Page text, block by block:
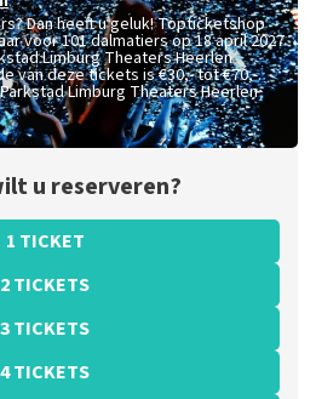
Dan heeft u geluk! Topticketshop
voor 101 dalmatiers op 18 april 2027
Limburg Theaters Heerlen
van deze tickets is€30,- tot €70,-.
Limburg Theaters Heerlen
u reserveren?
1 TICKET
2 TICKETS
3 TICKETS
4 TICKETS